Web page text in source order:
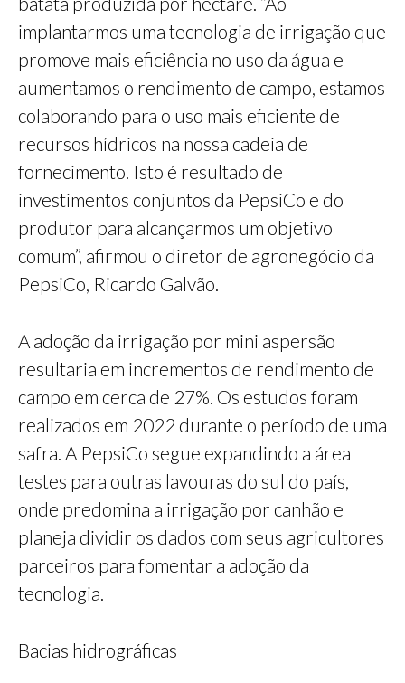
implantarmos uma tecnologia de irrigação que
promove mais eficiência no uso da água e
aumentamos o rendimento de campo, estamos
colaborando para o uso mais eficiente de
recursos hídricos na nossa cadeia de
fornecimento. Isto é resultado de
investimentos conjuntos da PepsiCo e do
produtor para alcançarmos um objetivo
comum”, afirmou o diretor de agronegócio da
PepsiCo, Ricardo Galvão.
A adoção da irrigação por mini aspersão
resultaria em incrementos de rendimento de
campo em cerca de 27%. Os estudos foram
realizados em 2022 durante o período de uma
safra. A PepsiCo segue expandindo a área
testes para outras lavouras do sul do país,
onde predomina a irrigação por canhão e
planeja dividir os dados com seus agricultores
parceiros para fomentar a adoção da
tecnologia.
Bacias hidrográficas